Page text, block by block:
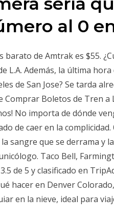
al 0
barato de Amtrak es $55.
L.A. Además, la última hora
de San Jose? Se tarda
Comprar Boletos de Tren a
No importa de dónde
de caer en la
sangre que se derrama y
Taco Bell,
de 5 y clasificado en
hacer en Denver
en la nieve, ideal para